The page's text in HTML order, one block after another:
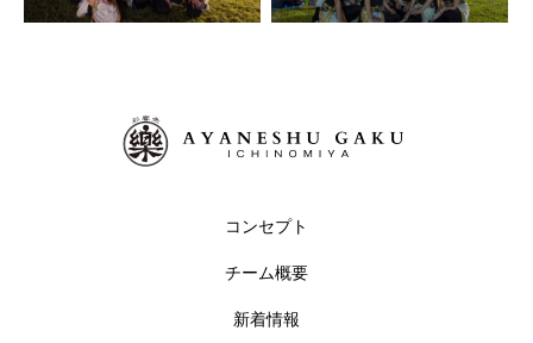
コンセプト
チーム概要
新着情報